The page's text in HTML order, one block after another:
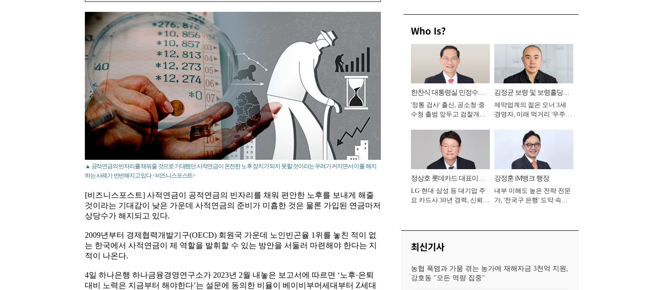
▲ 공적연금의 빈자리를 채워줄 것으로 기대됐던 사적연금이 온전한 노후 장치가 되지 못할 것이라는 우려가 커지면서 이를 해지
하는 사례가 빈번해지고 있다.<비즈니스포스트>
[비즈니스포스트] 사적연금이 공적연금의 빈자리를 채워 편안한 노후를 보내게 해줄
것이라는 기대감이 낮은 가운데 사적연금의 준비가 미흡한 것은 물론 가입된 연금마저
상당수가 해지되고 있다.
2009년부터 경제협력개발기구(OECD) 회원국 가운데 노인빈곤율 1위를 놓친 적이 없
는 한국에서 사적연금이 제 역할을 발휘할 수 있는 방안을 서둘러 마련해야 한다는 지
적이 나온다.
4일 하나은행 하나금융경영연구소가 2023년 2월 내놓은 보고서에 따르면 ‘노후·은퇴
대비 노력은 지금부터 해야한다’는 설문에 동의한 비율이 베이비부머세대부터 Z세대
Who Is?
한찬식 대통령실 민정수석
비서관
'정통 검사' 출신, 공소청·중
수청 출범 앞두고 검찰개혁
김정균 보령 및 보령홀딩스
대표이사 사장
제약업계의 젊은 오너 3세
경영자, 미래 먹거리 '우주와
정상호 롯데카드 대표이사
사장
LG·현대·삼성 등 대기업 주
요 카드사 30년 경력, 신뢰
강정훈 iM뱅크 행장
내부 이해도 높은 전략 전문
가, '전국구 은행' 도약 속도
최신기사
농협 폭염과 가뭄 겪는 농가에 재해자금 3천억 지원,
강호동 "모든 역량 집중"